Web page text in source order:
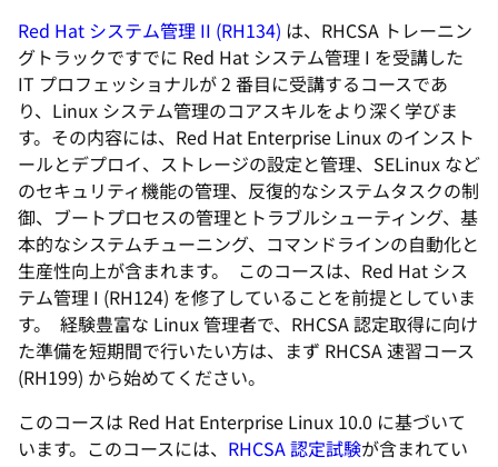
Red Hat システム管理 II (RH134) は、RHCSA トレーニン
グトラックですでに Red Hat システム管理 I を受講した
IT プロフェッショナルが 2 番目に受講するコースであ
り、Linux システム管理のコアスキルをより深く学びま
す。その内容には、Red Hat Enterprise Linux のインスト
ールとデプロイ、ストレージの設定と管理、SELinux など
のセキュリティ機能の管理、反復的なシステムタスクの制
御、ブートプロセスの管理とトラブルシューティング、基
本的なシステムチューニング、コマンドラインの自動化と
生産性向上が含まれます。 このコースは、Red Hat シス
テム管理 I (RH124) を修了していることを前提としていま
す。 経験豊富な Linux 管理者で、RHCSA 認定取得に向け
た準備を短期間で行いたい方は、まず RHCSA 速習コース
(RH199) から始めてください。
このコースは Red Hat Enterprise Linux 10.0 に基づいて
います。このコースには、 RHCSA 認定試験が含まれてい